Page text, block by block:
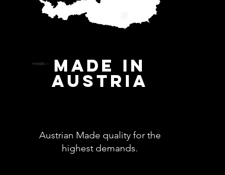
MADE IN
AUSTRIA
Austrian Made quality for the
highest demands.